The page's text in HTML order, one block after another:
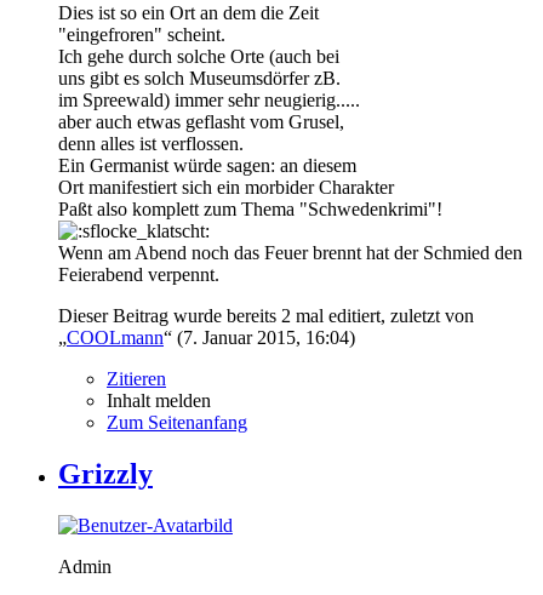
Dies ist so ein Ort an dem die Zeit
"eingefroren" scheint.
Ich gehe durch solche Orte (auch bei
uns gibt es solch Museumsdörfer zB.
im Spreewald) immer sehr neugierig.....
aber auch etwas geflasht vom Grusel,
denn alles ist verflossen.
Ein Germanist würde sagen: an diesem
Ort manifestiert sich ein morbider Charakter
Paßt also komplett zum Thema "Schwedenkrimi"!
Wenn am Abend noch das Feuer brennt hat der Schmied den
Feierabend verpennt.
Dieser Beitrag wurde bereits 2 mal editiert, zuletzt von
„COOLmann“ (7. Januar 2015, 16:04)
Zitieren
Inhalt melden
Zum Seitenanfang
Grizzly
Admin